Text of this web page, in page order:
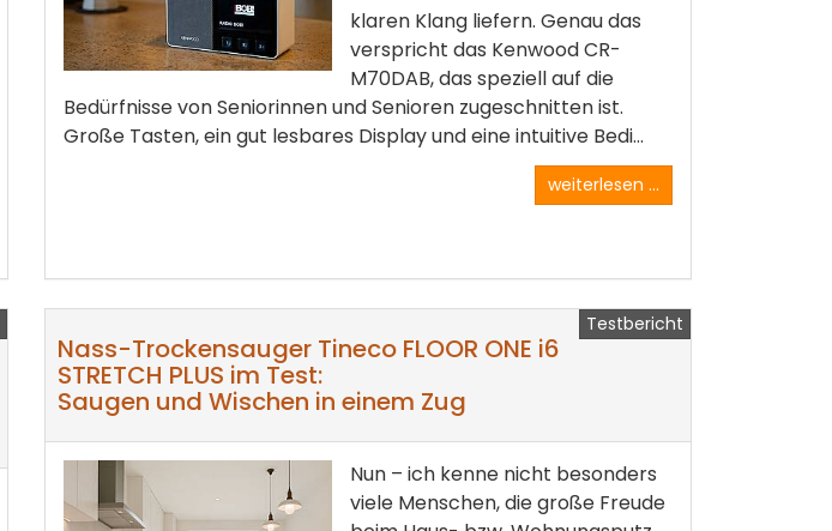
klaren Klang liefern. Genau das
verspricht das Kenwood CR-
M70DAB, das speziell auf die
Bedürfnisse von Seniorinnen und Senioren zugeschnitten ist.
Große Tasten, ein gut lesbares Display und eine intuitive Bedi...
weiterlesen ...
Testbericht
Nass-Trockensauger Tineco FLOOR ONE i6
STRETCH PLUS im Test:
Saugen und Wischen in einem Zug
Nun – ich kenne nicht besonders
viele Menschen, die große Freude